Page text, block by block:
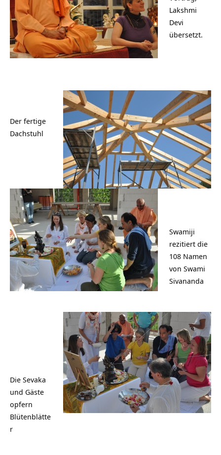
Lakshmi
Devi
übersetzt.
Der fertige
Dachstuhl
Swamiji
rezitiert die
108 Namen
von Swami
Sivananda
Die Sevaka
und Gäste
opfern
Blütenblätte
r